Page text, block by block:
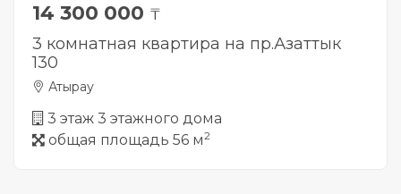
14 300 000 ₸
3 комнатная квартира на пр.Азаттык
130
Атырау
3 этаж 3 этажного дома
общая площадь 56 м2